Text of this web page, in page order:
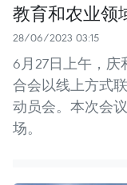
教育和农业领
28/06/2023 03:15
6月27日上午，
合会以线上方式
动员会。本次会
场。